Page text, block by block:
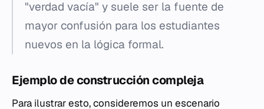
"verdad vacía" y suele ser la fuente de
mayor confusión para los estudiantes
nuevos en la lógica formal.
Ejemplo de construcción compleja
Para ilustrar esto, consideremos un escenario